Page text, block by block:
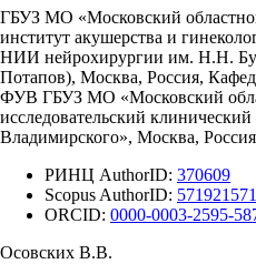
ГБУЗ МО «Московский
институт акушерства и
НИИ нейрохирургии им. Н.Н.
Потапов), Москва, Россия,
ФУВ ГБУЗ МО «Московский
исследовательский
Владимирского», Москва, Россия
РИНЦ AuthorID: 370609
Scopus AuthorID:
ORCID: 0000-0003-2595-
Осовских В.В.